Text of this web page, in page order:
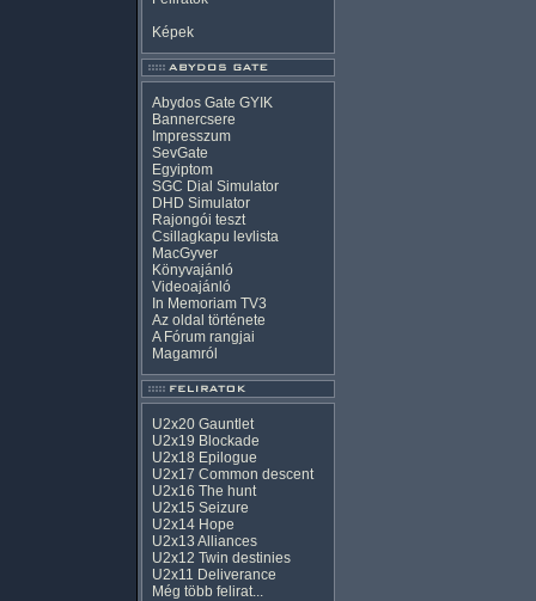
Képek
Abydos Gate GYIK
Bannercsere
Impresszum
SevGate
Egyiptom
SGC Dial Simulator
DHD Simulator
Rajongói teszt
Csillagkapu levlista
MacGyver
Könyvajánló
Videoajánló
In Memoriam TV3
Az oldal története
A Fórum rangjai
Magamról
U2x20 Gauntlet
U2x19 Blockade
U2x18 Epilogue
U2x17 Common descent
U2x16 The hunt
U2x15 Seizure
U2x14 Hope
U2x13 Alliances
U2x12 Twin destinies
U2x11 Deliverance
Még több felirat...